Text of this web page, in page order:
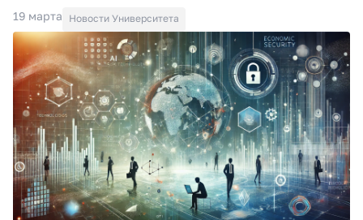
19 марта Новости Университета